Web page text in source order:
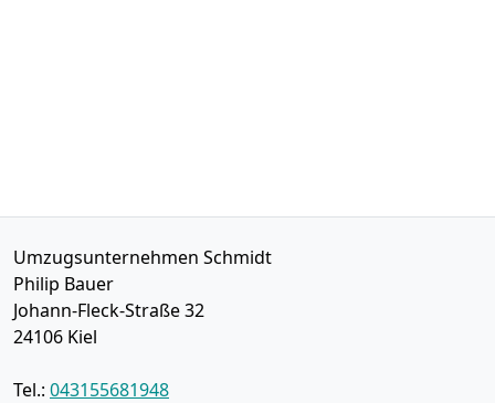
Umzugsunternehmen Schmidt
Philip Bauer
Johann-Fleck-Straße 32
24106 Kiel
Tel.: 043155681948